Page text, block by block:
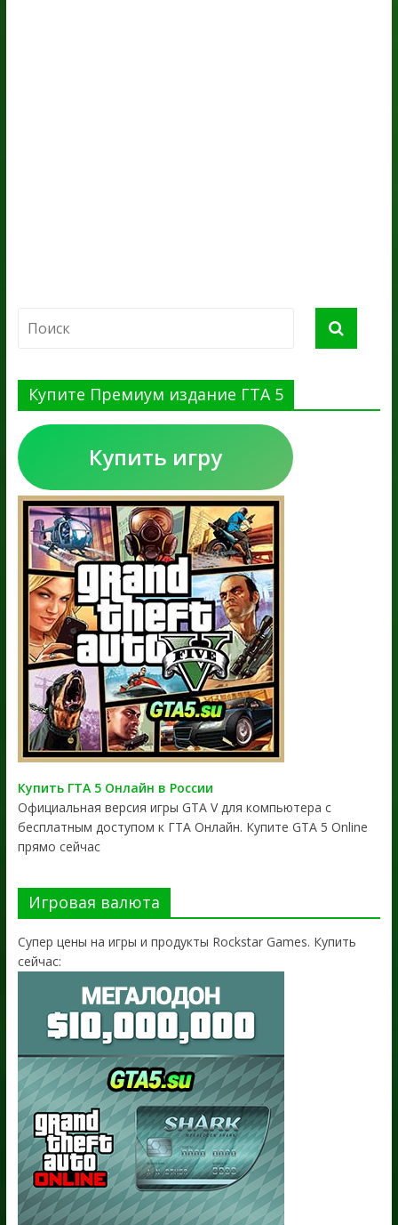
Купите Премиум издание ГТА 5
Купить игру
Купить ГТА 5 Онлайн в России
Официальная версия игры GTA V для компьютера с
бесплатным доступом к ГТА Онлайн. Купите GTA 5 Online
прямо сейчас
Игровая валюта
Супер цены на игры и продукты Rockstar Games. Купить
сейчас: